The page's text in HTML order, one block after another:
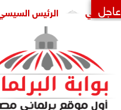
عاجلالرئيس السيسي يؤكد